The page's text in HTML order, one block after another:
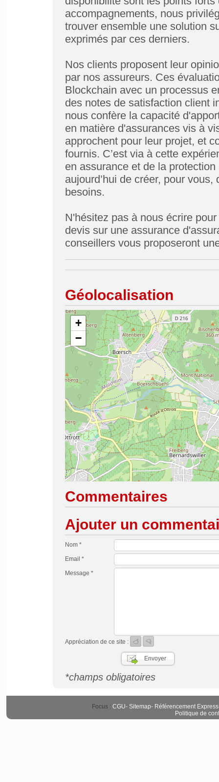
accompagnements, nous
trouver ensemble une solution
exprimés par ces derniers.
Nos clients proposent leur
par nos assureurs. Ces
Blockchain avec un processus
des notes de satisfaction client
nous confère la capacité
en matière d'assurances vis à
approchent pour leur projet, et
fournis. C’est via à cette
en assurance et de la
aujourd’hui de créer, pour
besoins.
N'hésitez pas à nous écrire
devis sur une assurance
conseillers vous proposeront
Géolocalisation
+
−
Commentaires
Ajouter un
Nom *
Email *
Message *
Appréciation de ce site :
*champs obligatoires
Focus : CGU- Sitemap- Référencement Express
Politique de